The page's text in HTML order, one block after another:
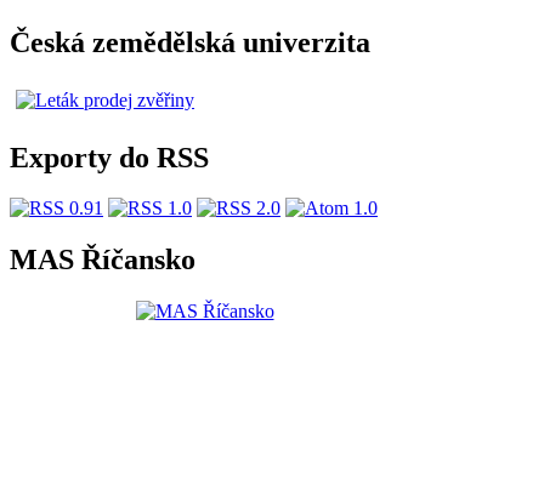
Česká zemědělská univerzita
Exporty do RSS
MAS Říčansko